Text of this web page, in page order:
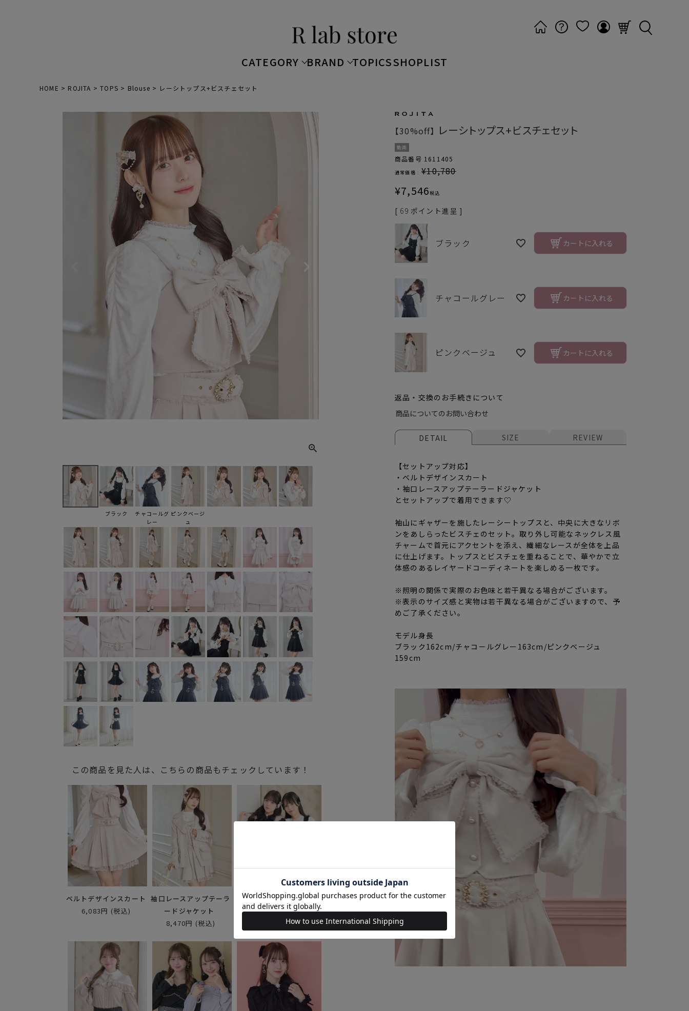
CATEGORY BRAND TOPICSSHOPLIST
HOME ROJITA TOPS Blouse レーシトップス+ビスチェセット
ブラック
ブラック
チャコールグ
レー
ピンクベージ
ュ
この商品を見た人は、こちらの商品もチェックしています！
ベルトデザインスカート
6,083円 (税込)
袖口レースアップテーラ
ードジャケット
8,470円 (税込)
ベロアビスチェ＋スカー
トセットアップ
(税込)
【30%off】 レーシトップス+ビスチェセット
動画
商品番号 1611405
通常価格 : ¥10,780
¥7,546税込
[ 69 ポイント進呈 ]
ブラック カートに入れる
チャコールグレー カートに入れる
ピンクベージュ カートに入れる
返品・交換のお手続きについて
商品についてのお問い合わせ
DETAIL SIZE REVIEW
【セットアップ対応】
・ ベルトデザインスカート
・ 袖口レースアップテーラードジャケット
とセットアップで着用できます♡
袖山にギャザーを施したレーシートップスと、中央に大きなリボ
ンをあしらったビスチェのセット。取り外し可能なネックレス風
チャームで首元にアクセントを添え、繊細なレースが全体を上品
に仕上げます。トップスとビスチェを重ねることで、華やかで立
体感のあるレイヤードコーディネートを楽しめる一枚です。
※照明の関係で実際のお色味と若干異なる場合がございます。
※表示のサイズ感と実物は若干異なる場合がございますので、予
めご了承ください。
モデル身長
ブラック162cm/チャコールグレー163cm/ピンクベージュ
159cm